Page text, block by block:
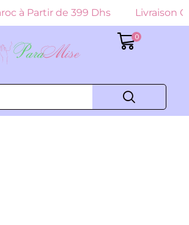
à Partir de 399 Dhs Livraison
0